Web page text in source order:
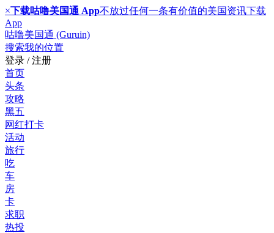
×下载咕噜美国通 App不放过任何一条有价值的美国资讯下载
App
咕噜美国通 (Guruin)
搜索我的位置
登录 / 注册
首页
头条
攻略
黑五
网红打卡
活动
旅行
吃
车
房
卡
求职
热投